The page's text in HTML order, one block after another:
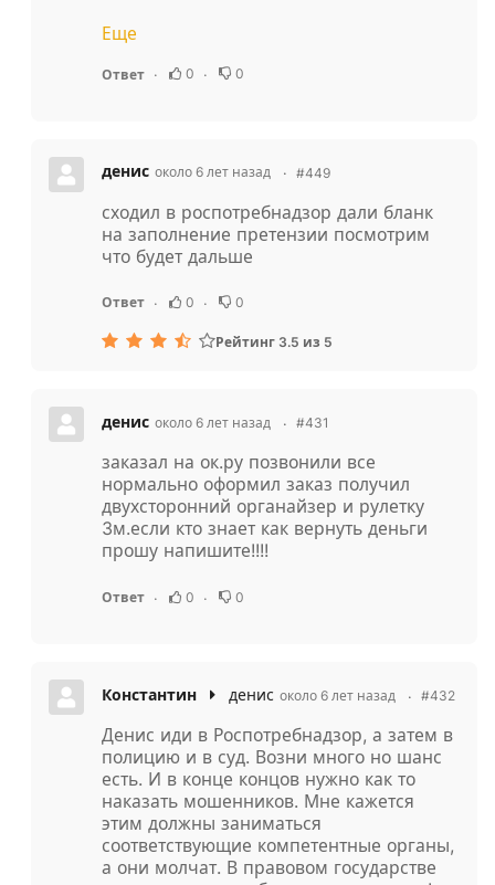
Еще
Ответ 0 0
денис около 6 лет назад #449
сходил в роспотребнадзор дали бланк
на заполнение претензии посмотрим
что будет дальше
Ответ 0 0
Рейтинг 3.5 из 5
денис около 6 лет назад #431
заказал на ок.ру позвонили все
нормально оформил заказ получил
двухсторонний органайзер и рулетку
3м.если кто знает как вернуть деньги
прошу напишите!!!!
Ответ 0 0
Константин денис около 6 лет назад #432
Денис иди в Роспотребнадзор, а затем в
полицию и в суд. Возни много но шанс
есть. И в конце концов нужно как то
наказать мошенников. Мне кажется
этим должны заниматься
соответствующие компетентные органы,
а они молчат. В правовом государстве